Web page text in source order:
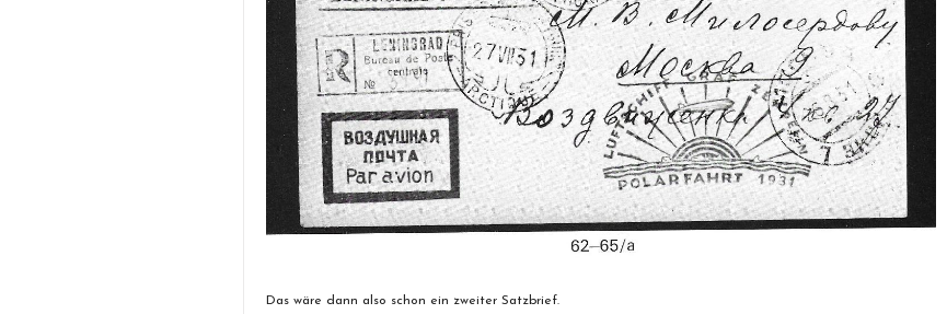
Das wäre dann also schon ein zweiter Satzbrief.